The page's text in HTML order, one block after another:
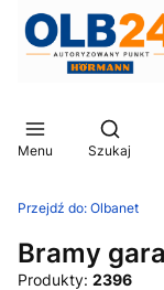
Menu
Otwórz
Szukaj
Przejdź do: Olbanet
Bramy
Produkty: 2396